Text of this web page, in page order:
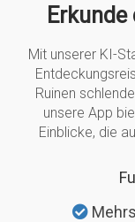
Mit unserer KI-
Ruinen
unsere App
Einblicke, die